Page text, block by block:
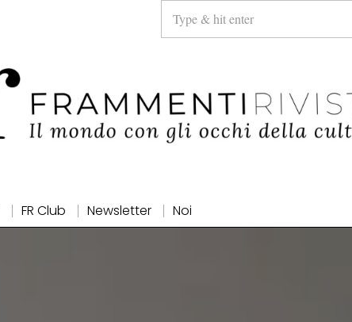
FR Club Newsletter Noi